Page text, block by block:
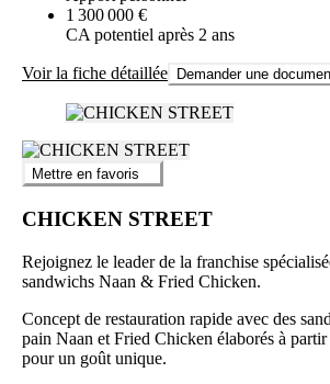
1 300 000 €
CA potentiel après 2 ans
Voir la fiche détaillée Demander une
Mettre en favoris
CHICKEN STREET
Rejoignez le leader de la franchise
sandwichs Naan & Fried Chicken.
Concept de restauration rapide avec des
pain Naan et Fried Chicken élaborés à partir
pour un goût unique.